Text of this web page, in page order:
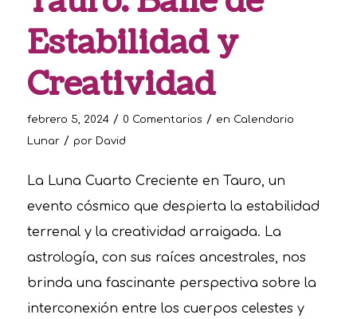
Estabilidad y
Creatividad
febrero 5, 2024 / 0 Comentarios / en Calendario
Lunar / por David
La Luna Cuarto Creciente en Tauro, un
evento cósmico que despierta la estabilidad
terrenal y la creatividad arraigada. La
astrología, con sus raíces ancestrales, nos
brinda una fascinante perspectiva sobre la
interconexión entre los cuerpos celestes y